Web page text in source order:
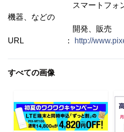
スマートフォン・タ
機器、などの
開発、販売
URL ：
http://
すべての画像